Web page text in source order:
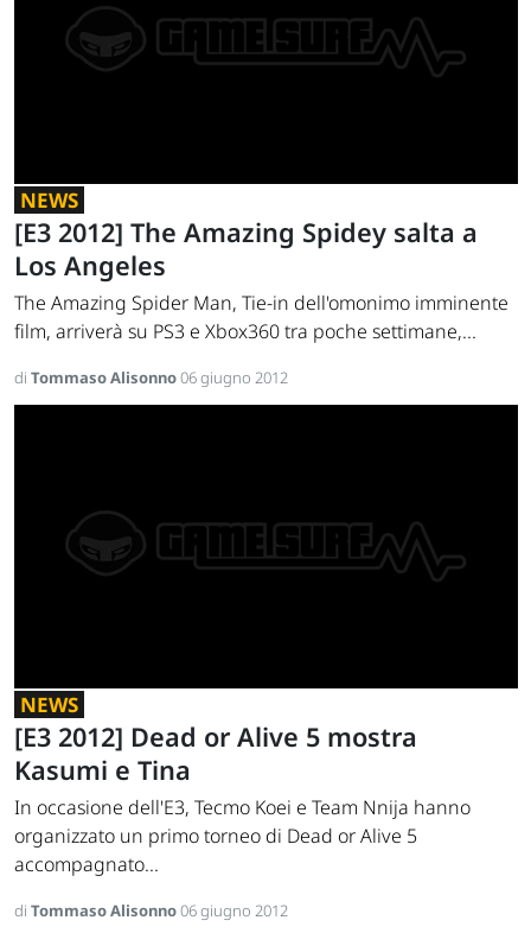
NEWS
[E3 2012] The Amazing Spidey salta a
Los Angeles
The Amazing Spider Man, Tie-in dell'omonimo imminente
film, arriverà su PS3 e Xbox360 tra poche settimane,...
di Tommaso Alisonno06 giugno 2012
NEWS
[E3 2012] Dead or Alive 5 mostra
Kasumi e Tina
In occasione dell'E3, Tecmo Koei e Team Nnija hanno
organizzato un primo torneo di Dead or Alive 5
accompagnato...
di Tommaso Alisonno06 giugno 2012